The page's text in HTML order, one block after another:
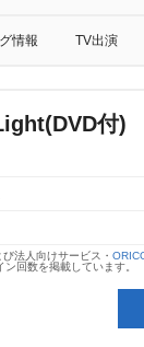
情報 TV出演
付)
び法人向けサービス・
回数を掲載しています。